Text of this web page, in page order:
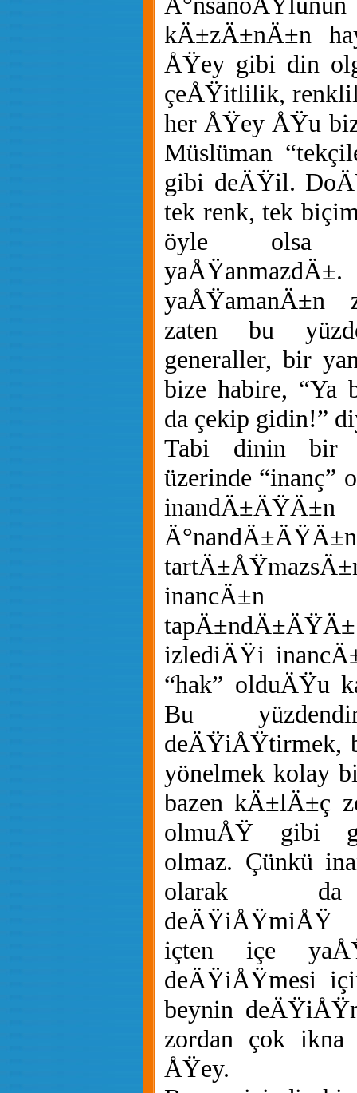
kÄ±zÄ±nÄ±n
ÅŸey gibi din
çeÅŸitlilik,
her ÅŸey ÅŸu
Müslüman
gibi deÄŸil.
tek renk, tek
öyle olsa
yaÅŸamanÄ±n
zaten bu
generaller, bir
bize habire, “Ya
da çekip gidin!”
Tabi dinin bir
üzerinde “inanç”
izlediÄŸi
“hak” olduÄŸu
Bu
deÄŸiÅŸtirmek,
yönelmek kolay
bazen kÄ±lÄ±ç
olmuÅŸ gibi
olmaz. Çünkü
olarak da
deÄŸiÅŸmiÅŸ
içten içe
deÄŸiÅŸmesi
beynin
zordan çok
ÅŸey.